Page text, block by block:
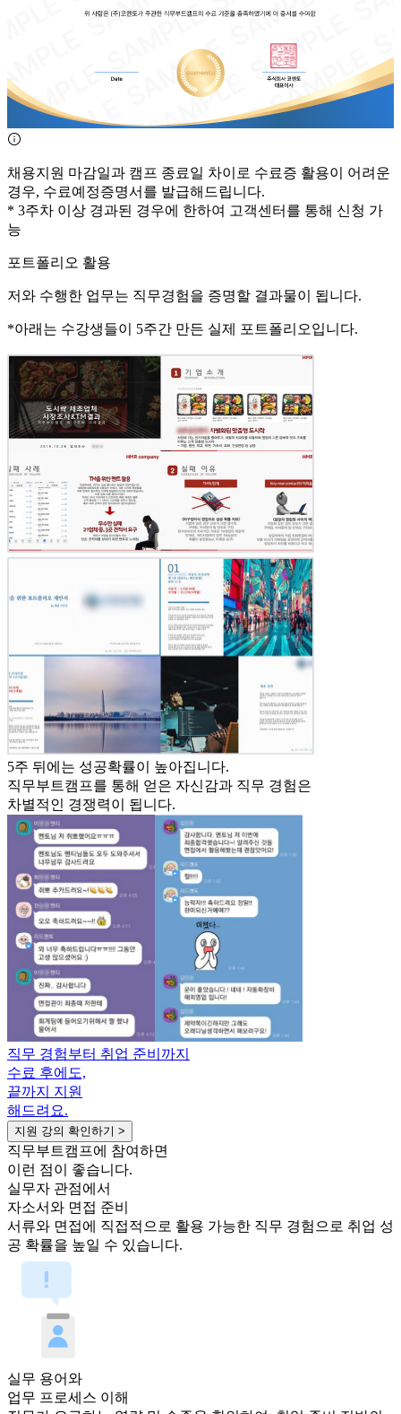
채용지원 마감일과 캠프 종료일 차이로 수료증 활용이 어려운
경우, 수료예정증명서를 발급해드립니다.
* 3주차 이상 경과된 경우에 한하여 고객센터를 통해 신청 가
능
포트폴리오 활용
저와 수행한 업무는 직무경험을 증명할 결과물이 됩니다.
*아래는 수강생들이 5주간 만든 실제 포트폴리오입니다.
5주 뒤에는 성공확률이 높아집니다.
직무부트캠프를 통해 얻은 자신감과 직무 경험은
차별적인 경쟁력이 됩니다.
직무 경험부터 취업 준비까지
수료 후에도,
끝까지 지원
해드려요.
지원 강의 확인하기 >
직무부트캠프에 참여하면
이런 점이 좋습니다.
실무자 관점에서
자소서와 면접 준비
서류와 면접에 직접적으로 활용 가능한 직무 경험으로 취업 성
공 확률을 높일 수 있습니다.
실무 용어와
업무 프로세스 이해